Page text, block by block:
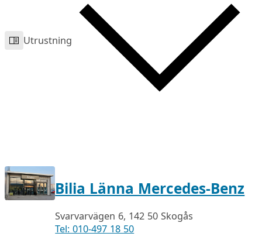
Utrustning
Bilia Länna Mercedes-Benz
Svarvarvägen 6, 142 50 Skogås
Tel: 010-497 18 50